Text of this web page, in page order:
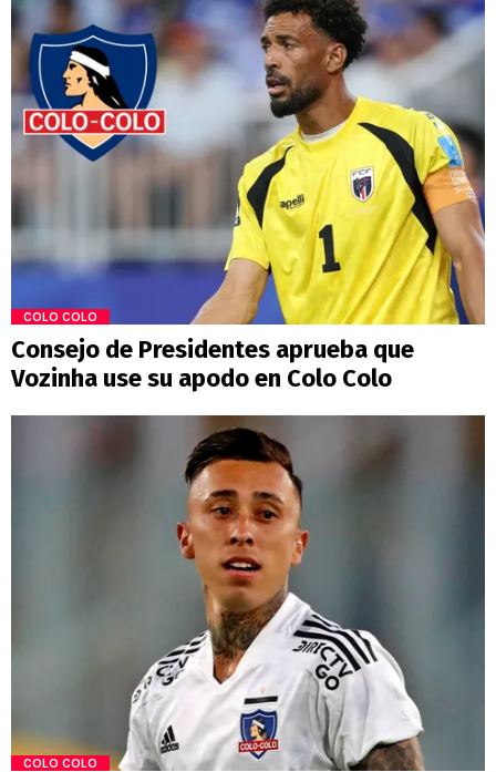
COLO COLO
Consejo de Presidentes aprueba que
Vozinha use su apodo en Colo Colo
COLO COLO